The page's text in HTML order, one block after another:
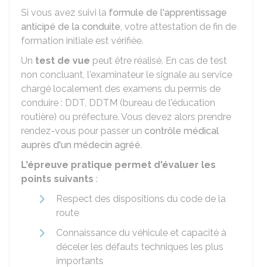
Si vous avez suivi la formule de l'apprentissage
anticipé de la conduite, votre attestation de fin de
formation initiale est vérifiée.
Un test de vue peut être réalisé. En cas de test
non concluant, l'examinateur le signale au service
chargé localement des examens du permis de
conduire : DDT, DDTM (bureau de l'éducation
routière) ou préfecture. Vous devez alors prendre
rendez-vous pour passer un contrôle médical
auprès d'un médecin agréé.
L'épreuve pratique permet d'évaluer les
points suivants :
Respect des dispositions du code de la
route
Connaissance du véhicule et capacité à
déceler les défauts techniques les plus
importants